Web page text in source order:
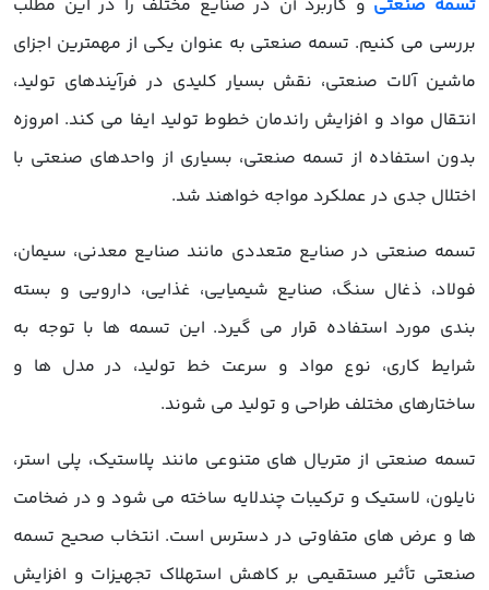
تسمه صنعتی و کاربرد آن در صنایع مختلف را در این مطلب
بررسی می کنیم. تسمه صنعتی به عنوان یکی از مهمترین اجزای
ماشین آلات صنعتی، نقش بسیار کلیدی در فرآیندهای تولید،
انتقال مواد و افزایش راندمان خطوط تولید ایفا می کند. امروزه
بدون استفاده از تسمه صنعتی، بسیاری از واحدهای صنعتی با
اختلال جدی در عملکرد مواجه خواهند شد.
تسمه صنعتی در صنایع متعددی مانند صنایع معدنی، سیمان،
فولاد، ذغال سنگ، صنایع شیمیایی، غذایی، دارویی و بسته
بندی مورد استفاده قرار می گیرد. این تسمه ها با توجه به
شرایط کاری، نوع مواد و سرعت خط تولید، در مدل ها و
ساختارهای مختلف طراحی و تولید می شوند.
تسمه صنعتی از متریال های متنوعی مانند پلاستیک، پلی استر،
نایلون، لاستیک و ترکیبات چندلایه ساخته می شود و در ضخامت
ها و عرض های متفاوتی در دسترس است. انتخاب صحیح تسمه
صنعتی تأثیر مستقیمی بر کاهش استهلاک تجهیزات و افزایش